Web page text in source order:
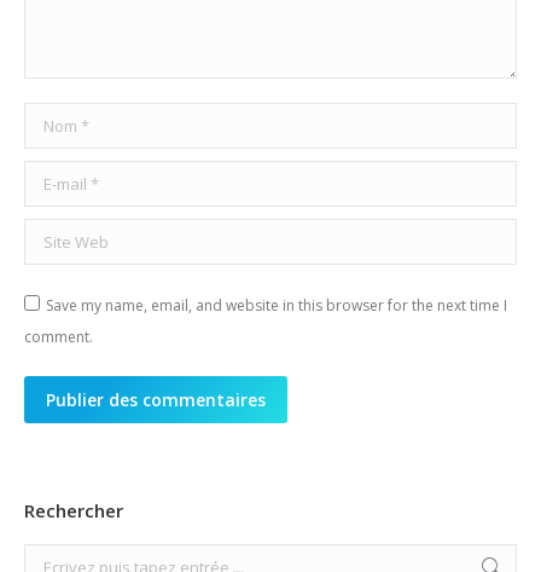
Nom *
E-mail *
Site Web
Save my name, email, and website in this browser for the next time I
comment.
Publier des commentaires
Rechercher
Search: